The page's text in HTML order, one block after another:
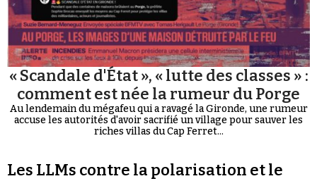
« Scandale d'État », « lutte des classes » :
comment est née la rumeur du Porge
Au lendemain du mégafeu qui a ravagé la Gironde, une rumeur
accuse les autorités d'avoir sacrifié un village pour sauver les
riches villas du Cap Ferret...
Les LLMs contre la polarisation et le